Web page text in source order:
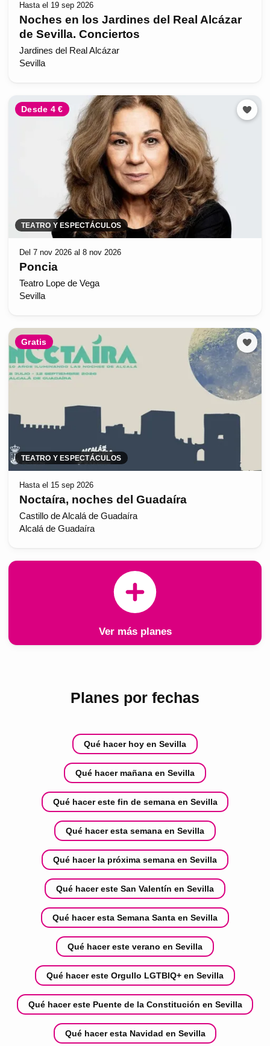
Hasta el 19 sep 2026
Noches en los Jardines del Real Alcázar
de Sevilla. Conciertos
Jardines del Real Alcázar
Sevilla
Desde 4 €
TEATRO Y ESPECTÁCULOS
Del 7 nov 2026 al 8 nov 2026
Poncia
Teatro Lope de Vega
Sevilla
Gratis
TEATRO Y ESPECTÁCULOS
Hasta el 15 sep 2026
Noctaíra, noches del Guadaíra
Castillo de Alcalá de Guadaíra
Alcalá de Guadaíra
Ver más planes
Planes por fechas
Qué hacer hoy en Sevilla
Qué hacer mañana en Sevilla
Qué hacer este fin de semana en Sevilla
Qué hacer esta semana en Sevilla
Qué hacer la próxima semana en Sevilla
Qué hacer este San Valentín en Sevilla
Qué hacer esta Semana Santa en Sevilla
Qué hacer este verano en Sevilla
Qué hacer este Orgullo LGTBIQ+ en Sevilla
Qué hacer este Puente de la Constitución en Sevilla
Qué hacer esta Navidad en Sevilla